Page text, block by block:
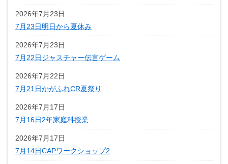
2026年7月23日
7月23日明日から夏休み
2026年7月23日
7月22日ジャスチャー伝言ゲーム
2026年7月22日
7月21日かがふれCR夏祭り
2026年7月17日
7月16日2年家庭科授業
2026年7月17日
7月14日CAPワークショップ2